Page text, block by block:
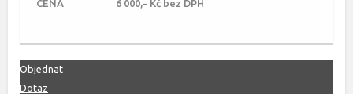
CENA 6 000,- Kč bez DPH
Objednat
Dotaz